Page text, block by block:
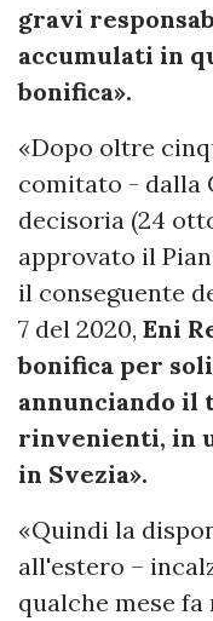
gravi
accumulati in
bonifica».
«Dopo oltre
comitato - dalla
decisoria (24
approvato il
il conseguente
7 del 2020, Eni
bonifica per
annunciando
rinvenienti, in
in Svezia».
«Quindi la
all'estero –
qualche mese fa